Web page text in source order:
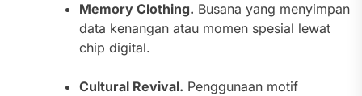
Memory Clothing. Busana yang menyimpan
data kenangan atau momen spesial lewat
chip digital.
Cultural Revival. Penggunaan motif